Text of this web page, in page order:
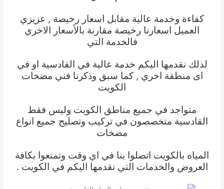
كفاءة وخدمة عالية مقابل اسعار رخيصة , عزيزي
العميل اسعارنا رخيصة مقارنة بالأسعار الاخري
فالخدمة التي
لذلك نقدمها اليكم خدمة عالية في القادسية او في
اى منطقة اخري , كما سبق وذكرنا فني مضخات
الكويت
متواجد في جميع مناطق الكويت وليس فقط
القادسية متخصصون في تركيب وتصليح جميع انواع
مضخات
المياه بالكويت اتصلوا بنا في اي وقت وتمتعوا بكافة
العروض والخدمات التي نقدمها اليكم في الكويت .